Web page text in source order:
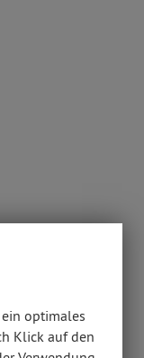
optimales
Klick auf den